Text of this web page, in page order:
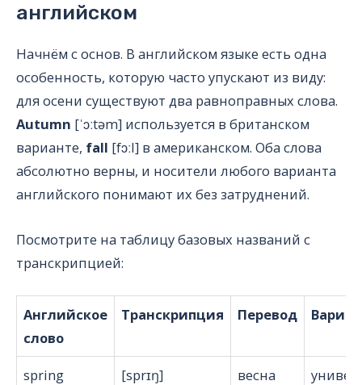
английском
Начнём с основ. В английском языке есть одна
особенность, которую часто упускают из виду:
для осени существуют два равноправных слова.
Autumn [ˈɔːtəm] используется в британском
варианте, fall [fɔːl] в американском. Оба слова
абсолютно верны, и носители любого варианта
английского понимают их без затруднений.
Посмотрите на таблицу базовых названий с
транскрипцией:
Английское
слово
Транскрипция Перевод
spring [sprɪŋ] весна